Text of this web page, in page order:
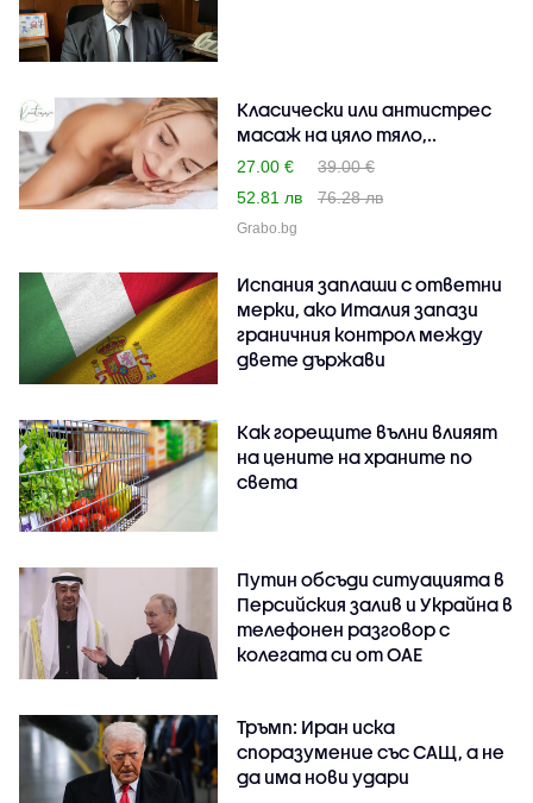
Класически или антистрес
масаж на цяло тяло,..
27.00 €
39.00 €
52.81 лв
76.28 лв
Grabo.bg
Испания заплаши с ответни
мерки, ако Италия запази
граничния контрол между
двете държави
Как горещите вълни влияят
на цените на храните по
света
Путин обсъди ситуацията в
Персийския залив и Украйна в
телефонен разговор с
колегата си от ОАЕ
Тръмп: Иран иска
споразумение със САЩ, а не
да има нови удари